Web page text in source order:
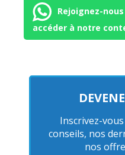
Rejoignez-
accéder à notre
Inscrivez-
conseils, nos
nos